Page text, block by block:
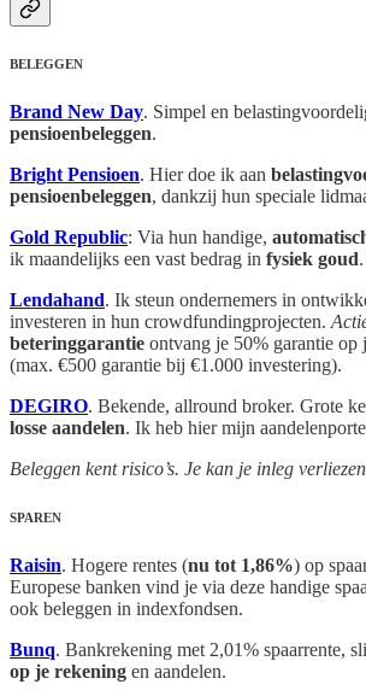
BELEGGEN
Brand New Day. Simpel en
pensioenbeleggen.
Bright Pensioen. Hier doe ik aan
pensioenbeleggen, dankzij hun speciale
Gold Republic: Via hun handige,
ik maandelijks een vast bedrag in fysiek goud.
Lendahand. Ik steun ondernemers in
investeren in hun crowdfundingprojecten.
beteringgarantie ontvang je 50% garantie op
(max. €500 garantie bij €1.000 investering).
DEGIRO. Bekende, allround broker. Grote
losse aandelen. Ik heb hier mijn
Beleggen kent risico’s. Je kan je inleg
SPAREN
Raisin. Hogere rentes (nu tot 1,86%) op
Europese banken vind je via deze handige
ook beleggen in indexfondsen.
Bunq. Bankrekening met 2,01% spaarrente,
op je rekening en aandelen.